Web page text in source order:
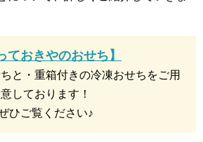
ておきやのおせち】
と・重箱付きの冷凍おせちをご用
意しております！
ひご覧ください♪